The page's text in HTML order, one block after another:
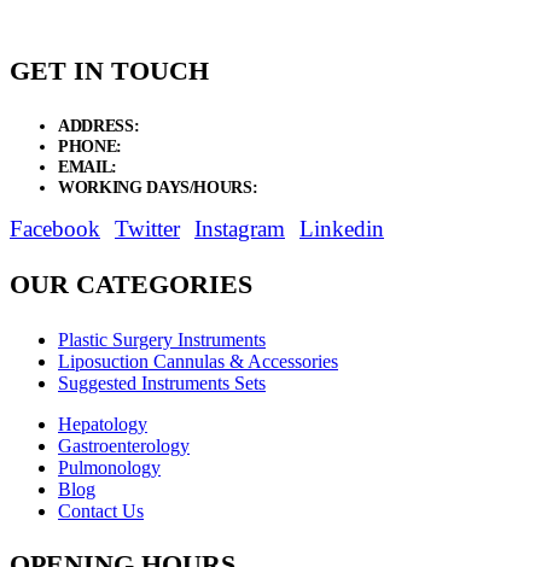
GET IN TOUCH
ADDRESS:
PHONE:
EMAIL:
WORKING DAYS/HOURS:
Facebook Twitter Instagram Linkedin
OUR CATEGORIES
Plastic Surgery Instruments
Liposuction Cannulas & Accessories
Suggested Instruments Sets
Hepatology
Gastroenterology
Pulmonology
Blog
Contact Us